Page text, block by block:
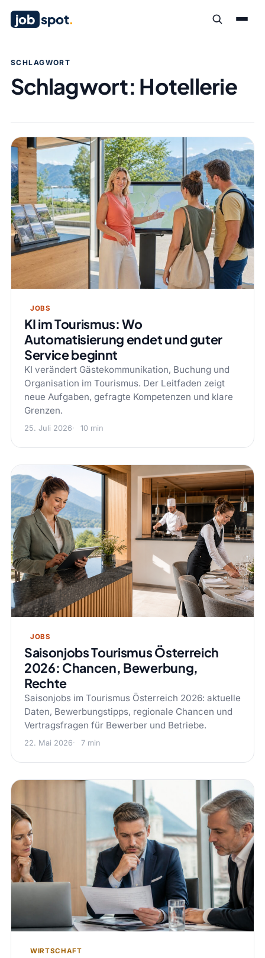
job spot.
SCHLAGWORT
Schlagwort: Hotellerie
JOBS
KI im Tourismus: Wo
Automatisierung endet und guter
Service beginnt
KI verändert Gästekommunikation, Buchung und
Organisation im Tourismus. Der Leitfaden zeigt
neue Aufgaben, gefragte Kompetenzen und klare
Grenzen.
25. Juli 2026 10 min
JOBS
Saisonjobs Tourismus Österreich
2026: Chancen, Bewerbung,
Rechte
Saisonjobs im Tourismus Österreich 2026: aktuelle
Daten, Bewerbungstipps, regionale Chancen und
Vertragsfragen für Bewerber und Betriebe.
22. Mai 2026 7 min
WIRTSCHAFT